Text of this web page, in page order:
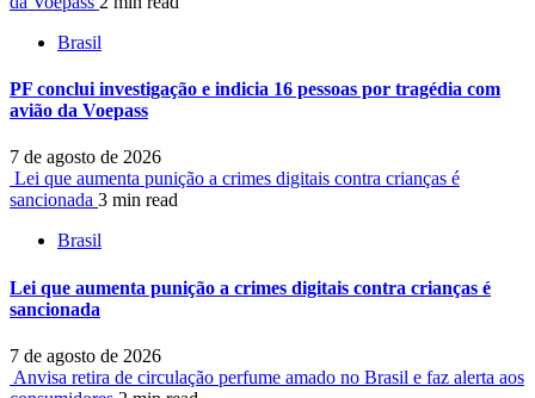
Brasil
PF conclui investigação e indicia 16 pessoas por tragédia com
avião da Voepass
7 de agosto de 2026
Lei que aumenta punição a crimes digitais contra crianças é
sancionada 3 min read
Brasil
Lei que aumenta punição a crimes digitais contra crianças é
sancionada
7 de agosto de 2026
Anvisa retira de circulação perfume amado no Brasil e faz alerta aos